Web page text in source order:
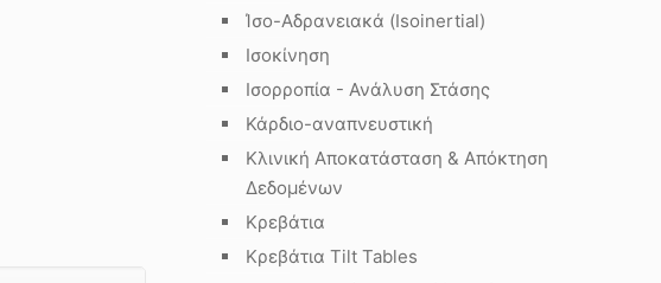
Ίσο-Αδρανειακά (Isoinertial)
Ισοκίνηση
Ισορροπία - Ανάλυση Στάσης
Κάρδιο-αναπνευστική
Κλινική Αποκατάσταση & Απόκτηση
Δεδομένων
Κρεβάτια
Κρεβάτια Tilt Tables